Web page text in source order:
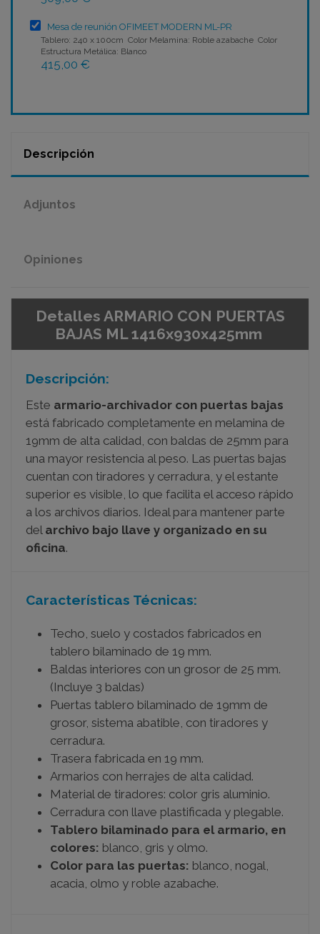
Mesa de reunión OFIMEET MODERN ML-PR
Tablero: 240 x 100cm Color Melamina: Roble azabache Color
Estructura Metálica: Blanco
415,00 €
Descripción
Adjuntos
Opiniones
Detalles ARMARIO CON PUERTAS
BAJAS ML 1416x930x425mm
Descripción:
Este armario-archivador con puertas bajas
está fabricado completamente en melamina de
19mm de alta calidad, con baldas de 25mm para
una mayor resistencia al peso. Las puertas bajas
cuentan con tiradores y cerradura, y el estante
superior es visible, lo que facilita el acceso rápido
a los archivos diarios. Ideal para mantener parte
del archivo bajo llave y organizado en su
oficina.
Características Técnicas:
Techo, suelo y costados fabricados en
tablero bilaminado de 19 mm.
Baldas interiores con un grosor de 25 mm.
(Incluye 3 baldas)
Puertas tablero bilaminado de 19mm de
grosor, sistema abatible, con tiradores y
cerradura.
Trasera fabricada en 19 mm.
Armarios con herrajes de alta calidad.
Material de tiradores: color gris aluminio.
Cerradura con llave plastificada y plegable.
Tablero bilaminado para el armario, en
colores: blanco, gris y olmo.
Color para las puertas: blanco, nogal,
acacia, olmo y roble azabache.